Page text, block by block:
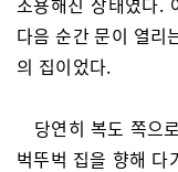
다음 순간 문이 열리
의 집이었다.
당연히 복도 쪽으
벅뚜벅 집을 향해 다